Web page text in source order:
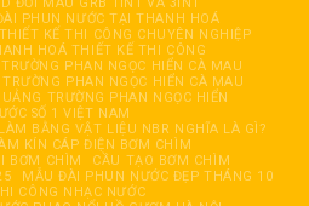
ĐỔI MÀU GRB 1IN1 VÀ 3IN1
PHUN NƯỚC TẠI THANH HOÁ
KẾ THI CÔNG CHUYÊN NGHIỆP
HOÁ THIẾT KẾ THI CÔNG
PHAN NGỌC HIỂN CÀ MAU
PHAN NGỌC HIỂN CÀ MAU
TRƯỜNG PHAN NGỌC HIỂN
SỐ 1 VIỆT NAM
BẰNG VẬT LIỆU NBR NGHĨA LÀ GÌ?
KÍN CÁP ĐIỆN BƠM CHÌM
BƠM CHÌM
CẦU TẠO BƠM CHÌM
MẪU ĐÀI PHUN NƯỚC ĐẸP THÁNG 10
CÔNG NHẠC NƯỚC